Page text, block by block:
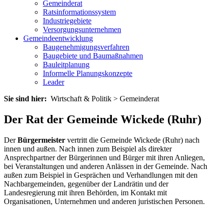
Gemeinderat
Ratsinformationssystem
Industriegebiete
Versorgungsunternehmen
Gemeindeentwicklung
Baugenehmigungsverfahren
Baugebiete und Baumaßnahmen
Bauleitplanung
Informelle Planungskonzepte
Leader
Sie sind hier: Wirtschaft & Politik > Gemeinderat
Der Rat der Gemeinde Wickede (Ruhr)
DerBürgermeister vertritt die Gemeinde Wickede (Ruhr) nach
innen und außen. Nach innen zum Beispiel als direkter
Ansprechpartner der Bürgerinnen und Bürger mit ihren Anliegen,
bei Veranstaltungen und anderen Anlässen in der Gemeinde. Nach
außen zum Beispiel in Gesprächen und Verhandlungen mit den
Nachbargemeinden, gegenüber der Landrätin und der
Landesregierung mit ihren Behörden, im Kontakt mit
Organisationen, Unternehmen und anderen juristischen Personen.